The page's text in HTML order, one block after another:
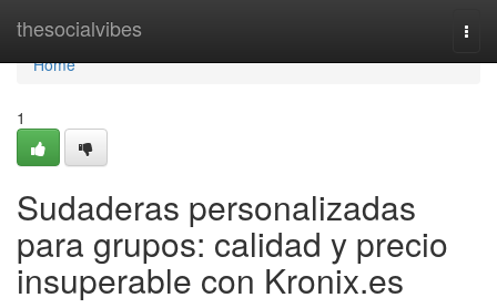
thesocialvibes
Home
Home
1
Sudaderas personalizadas
para grupos: calidad y precio
insuperable con Kronix.es